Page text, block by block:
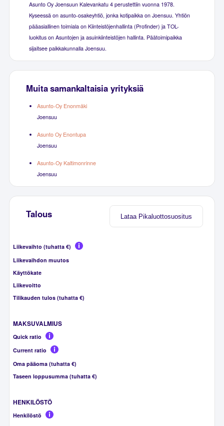
Asunto Oy Joensuun Kalevankatu 4 perustettiin vuonna 1978.
Kyseessä on asunto-osakeyhtiö, jonka kotipaikka on Joensuu. Yhtiön
pääasiallinen toimiala on Kiinteistöjenhallinta (Profinder) ja TOL-
luokitus on Asuntojen ja asuinkiinteistöjen hallinta. Päätoimipaikka
sijaitsee paikkakunnalla Joensuu.
Muita samankaltaisia yrityksiä
Asunto-Oy Enonmäki
Joensuu
Asunto Oy Enontupa
Joensuu
Asunto-Oy Kaltimonrinne
Joensuu
Lataa Pikaluottosuositus
Talous
Liikevaihto (tuhatta €)
Liikevaihdon muutos
Käyttökate
Liikevoitto
Tilikauden tulos (tuhatta €)
MAKSUVALMIUS
Quick ratio
Current ratio
Oma pääoma (tuhatta €)
Taseen loppusumma (tuhatta €)
HENKILÖSTÖ
Henkilöstö